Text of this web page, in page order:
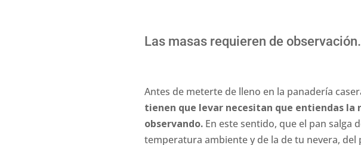
Las masas requieren de
Antes de meterte de lleno en la panadería
tienen que levar necesitan que entiendas la
observando. En este sentido, que el pan salga
temperatura ambiente y de la de tu nevera,